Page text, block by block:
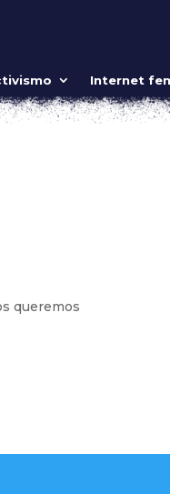
Internet
,Sin categoría,
queremos